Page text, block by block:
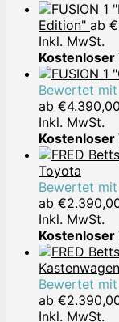
Edition" ab €
Inkl. MwSt.
Kostenloser
Bewertet mit
ab €4.390,00
Inkl. MwSt.
Kostenloser
Toyota
Bewertet mit
ab €
Inkl. MwSt.
Kostenloser
Kastenwagen
Bewertet mit
ab €
Inkl. MwSt.